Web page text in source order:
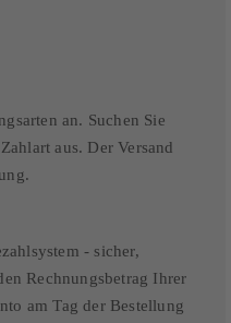
an. Suchen Sie
aus. Der Versand
- sicher,
Rechnungsbetrag Ihrer
am Tag der Bestellung